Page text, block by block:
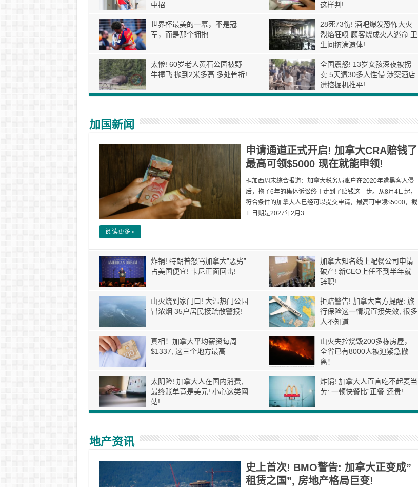
中招
这样判!
世界杯最美的一幕，不是冠
军，而是那个拥抱
28死73伤! 酒吧爆发恐怖大火
烈焰狂喷 顾客烧成火人逃命 卫
生间挤满遗体!
太惨! 60岁老人黄石公园被野
牛撞飞 抛到2米多高 多处骨折!
全国震怒! 13岁女孩深夜被拐
卖 5天遭30多人性侵 涉案酒店
遭挖掘机推平!
加国新闻
申请通道正式开启! 加拿大CRA赔钱了
最高可领$5000 现在就能申领!
据加西周末综合报道：加拿大税务局账户在2020年遭黑客入侵
后，拖了6年的集体诉讼终于走到了赔钱这一步。从8月4日起，
符合条件的加拿大人已经可以提交申请，最高可申领$5000，截
止日期是2027年2月3 …
阅读更多 »
炸锅! 特朗普怒骂加拿大”恶劣”
占美国便宜! 卡尼正面回击!
加拿大知名线上配餐公司申请
破产! 新CEO上任不到半年就
辞职!
山火烧到家门口! 大温热门公园
冒浓烟 35户居民接疏散警报!
拒赔警告! 加拿大官方提醒: 旅
行保险这一情况直接失效, 很多
人不知道
真相！加拿大平均薪资每周
$1337, 这三个地方最高
山火失控烧毁200多栋房屋，
全省已有8000人被迫紧急撤
离！
太阴险! 加拿大人在国内消费,
最终账单竟是美元! 小心这类网
站!
炸锅! 加拿大人直言吃不起麦当
劳: 一顿快餐比“正餐”还贵!
地产资讯
史上首次! BMO警告: 加拿大正变成”
租赁之国”, 房地产格局巨变!